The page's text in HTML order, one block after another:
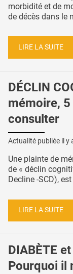
morbidité et de
de décès dans le
LIRE LA SUITE
DÉCLIN
mémoire,
consulter
Actualité publiée il y
Une plainte de
de « déclin
Decline -SCD),
LIRE LA SUITE
DIABÈTE
Pourquoi il